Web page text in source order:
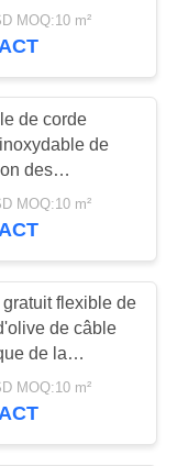
fini
MOQ:10 m²
de corde
de
des
a noué la
filet de fil
MOQ:10 m²
flexible de
de câble
de la
AISI316
MOQ:10 m²